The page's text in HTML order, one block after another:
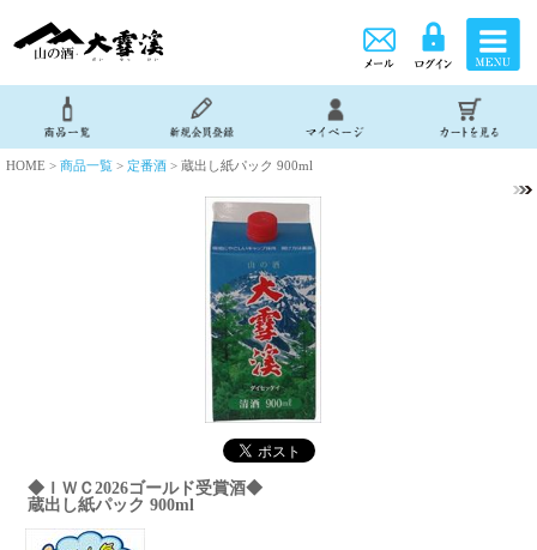
HOME > 商品一覧 > 定番酒 > 蔵出し紙パック 900ml
◆ＩＷＣ2026ゴールド受賞酒◆
蔵出し紙パック 900ml